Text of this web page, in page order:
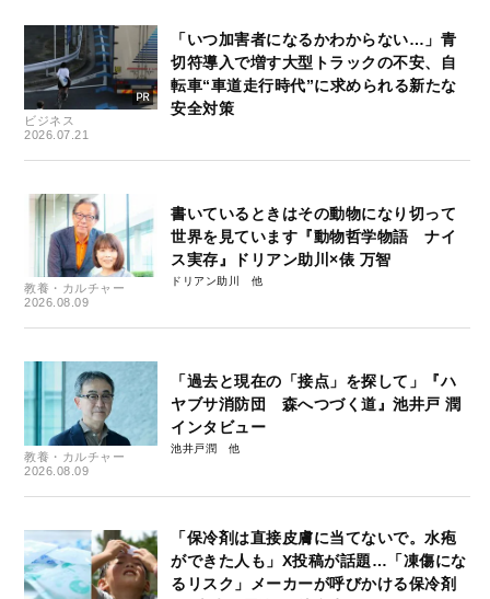
ビジネス
2026.07.21
「いつ加害者になるかわからない…」青
切符導入で増す大型トラックの不安、自
転車“車道走行時代”に求められる新たな
安全対策
教養・カルチャー
2026.08.09
書いているときはその動物になり切って
世界を見ています『動物哲学物語 ナイ
ス実存』ドリアン助川×俵 万智
ドリアン助川
教養・カルチャー
2026.08.09
「過去と現在の「接点」を探して」『ハ
ヤブサ消防団 森へつづく道』池井戸 潤
インタビュー
池井戸潤
「保冷剤は直接皮膚に当てないで。水疱
ができた人も」X投稿が話題…「凍傷にな
るリスク」メーカーが呼びかける保冷剤